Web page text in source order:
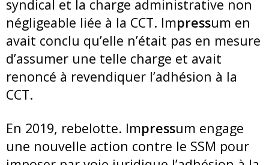
syndical et la charge administrative non
négligeable liée à la CCT. Impressum en
avait conclu qu’elle n’était pas en mesure
d’assumer une telle charge et avait
renoncé à revendiquer l’adhésion à la
CCT.
En 2019, rebelotte. Impressum engage
une nouvelle action contre le SSM pour